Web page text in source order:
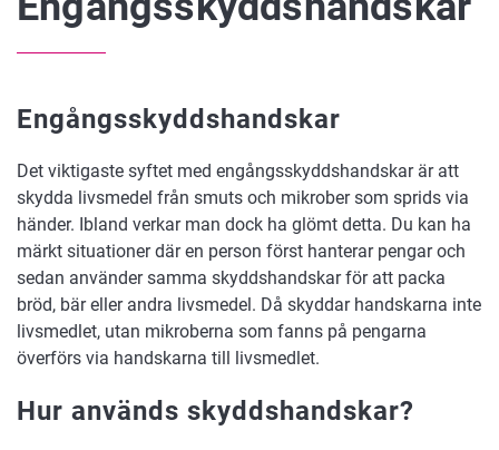
Engångsskyddshandskar
Det viktigaste syftet med engångsskyddshandskar är att
skydda livsmedel från smuts och mikrober som sprids via
händer. Ibland verkar man dock ha glömt detta. Du kan ha
märkt situationer där en person först hanterar pengar och
sedan använder samma skyddshandskar för att packa
bröd, bär eller andra livsmedel. Då skyddar handskarna inte
livsmedlet, utan mikroberna som fanns på pengarna
överförs via handskarna till livsmedlet.
Hur används skyddshandskar?